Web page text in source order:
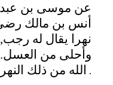
عن موسى بن عبد
أنس بن مالك
نهرا يقال له
وأحلى من العسل.
الله من ذلك النهر
.